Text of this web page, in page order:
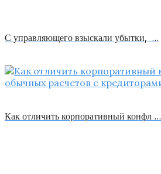
С управляющего взыскали убытки, …
Как отличить корпоративный конфл …